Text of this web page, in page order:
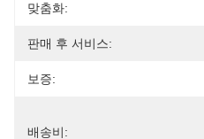
맞춤화:
판매 후 서비스:
보증:
배송비: